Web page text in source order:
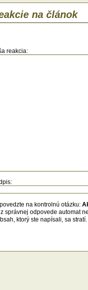
na článok
reakcia:
na kontrolnú otázku:
správnej odpovede automat
ktorý ste napísali, sa